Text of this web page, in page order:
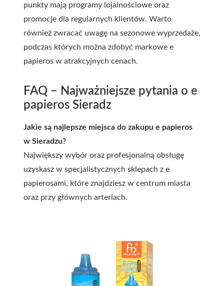
punkty mają programy lojalnościowe oraz
promocje dla regularnych klientów. Warto
również zwracać uwagę na sezonowe wyprzedaże,
podczas których można zdobyć markowe e
papieros w atrakcyjnych cenach.
FAQ – Najważniejsze pytania o e
papieros Sieradz
Jakie są najlepsze miejsca do zakupu e papieros
w Sieradzu?
Największy wybór oraz profesjonalną obsługę
uzyskasz w specjalistycznych sklepach z e
papierosami, które znajdziesz w centrum miasta
oraz przy głównych arteriach.